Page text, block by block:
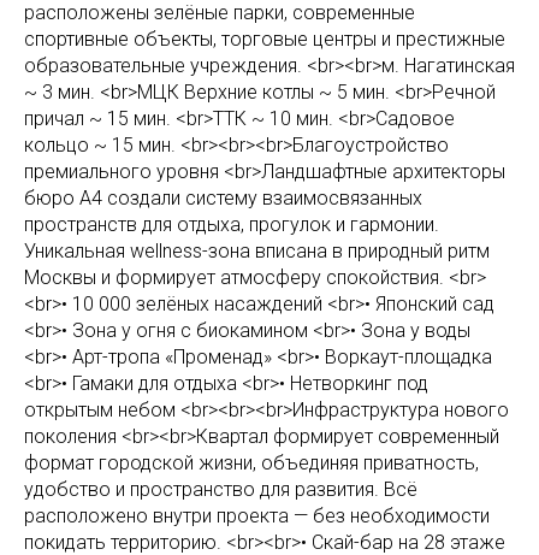
расположены зелёные парки, современные
спортивные объекты, торговые центры и престижные
образовательные учреждения. <br><br>м. Нагатинская
~ 3 мин. <br>МЦК Верхние котлы ~ 5 мин. <br>Речной
причал ~ 15 мин. <br>ТТК ~ 10 мин. <br>Садовое
кольцо ~ 15 мин. <br><br><br>Благоустройство
премиального уровня <br>Ландшафтные архитекторы
бюро А4 создали систему взаимосвязанных
пространств для отдыха, прогулок и гармонии.
Уникальная wellness-зона вписана в природный ритм
Москвы и формирует атмосферу спокойствия. <br>
<br>• 10 000 зелёных насаждений <br>• Японский сад
<br>• Зона у огня с биокамином <br>• Зона у воды
<br>• Арт-тропа «Променад» <br>• Воркаут-площадка
<br>• Гамаки для отдыха <br>• Нетворкинг под
открытым небом <br><br><br>Инфраструктура нового
поколения <br><br>Квартал формирует современный
формат городской жизни, объединяя приватность,
удобство и пространство для развития. Всё
расположено внутри проекта — без необходимости
покидать территорию. <br><br>• Скай-бар на 28 этаже